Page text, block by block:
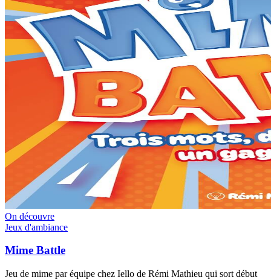
On découvre
Jeux d'ambiance
Mime Battle
Jeu de mime par équipe chez Iello de Rémi Mathieu qui sort début